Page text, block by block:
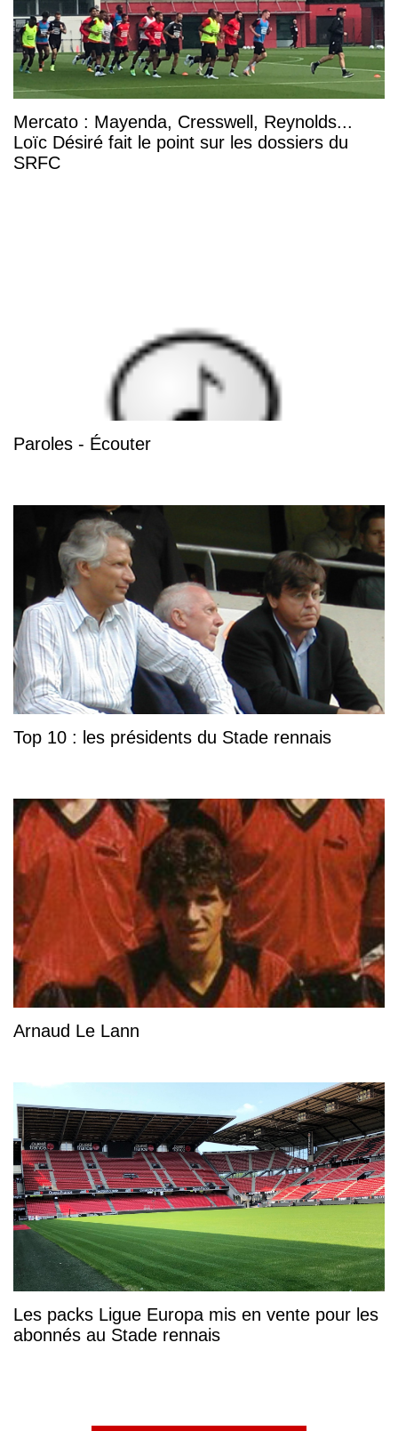
Mercato : Mayenda, Cresswell, Reynolds...
Loïc Désiré fait le point sur les dossiers du
SRFC
Paroles - Écouter
Top 10 : les présidents du Stade rennais
Arnaud Le Lann
Les packs Ligue Europa mis en vente pour les
abonnés au Stade rennais